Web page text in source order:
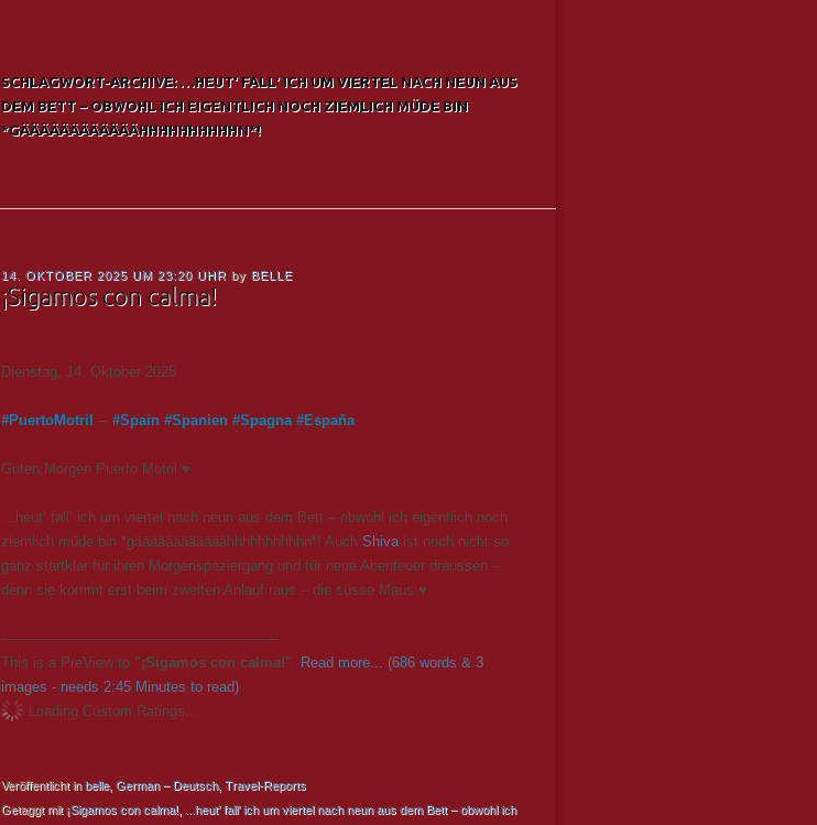
SCHLAGWORT-ARCHIVE: …HEUT‘ FALL‘ ICH UM VIERTEL NACH NEUN AUS
DEM BETT – OBWOHL ICH EIGENTLICH NOCH ZIEMLICH MÜDE BIN
*GÄÄÄÄÄÄÄÄÄÄÄÄHHHHHHHHHHN*!
14. OKTOBER 2025 UM 23:20 UHR by BELLE
¡Sigamos con calma!
Dienstag, 14. Oktober 2025
#PuertoMotril ─ #Spain #Spanien #Spagna#España
Guten Morgen Puerto Motril ♥
…heut‘ fall‘ ich um viertel nach neun aus dem Bett – obwohl ich eigentlich noch
ziemlich müde bin *gäääääääääääähhhhhhhhhhn*! Auch Shiva ist noch nicht so
ganz startklar für ihren Morgenspaziergang und für neue Abenteuer draussen –
denn sie kommt erst beim zweiten Anlauf raus – die süsse Maus ♥
---------------------------------------------------------------
This is a PreView to "¡Sigamos con calma!". Read more... (686 words & 3
images - needs 2:45 Minutes to read)
Loading Custom Ratings...
Veröffentlicht inbelle, German – Deutsch, Travel-Reports
Getaggt mit ¡Sigamos con calma!
...heut' fall' ich um viertel nach neun aus dem Bett – obwohl ich